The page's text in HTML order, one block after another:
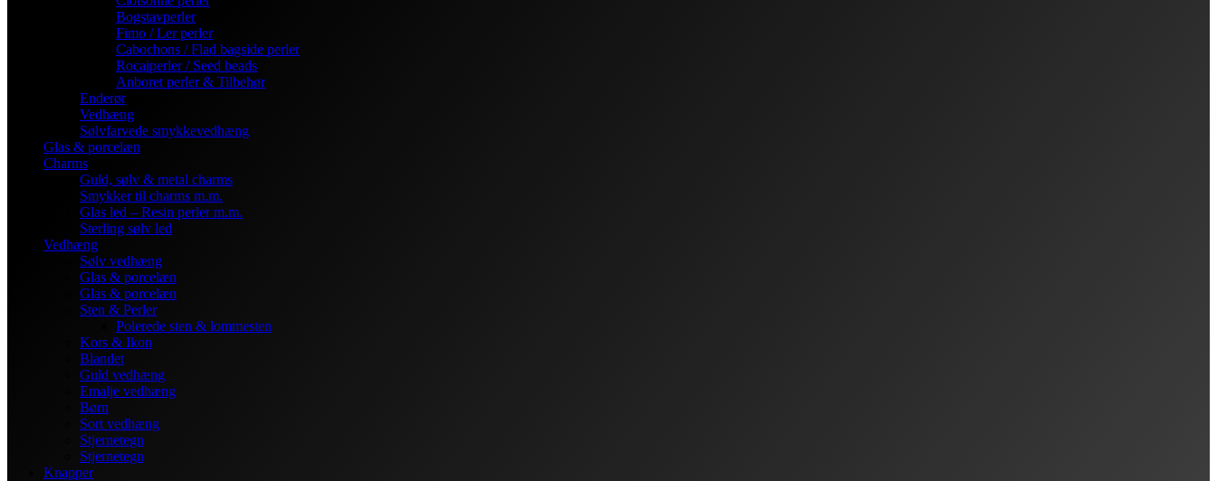
Bogstavperler
Fimo / Ler perler
Cabochons / Flad bagside perler
Rocaiperler / Seed beads
Anboret perler & Tilbehør
Enderør
Vedhæng
Sølvfarvede smykkevedhæng
Glas & porcelæn
Charms
Guld, sølv & metal charms
Smykker til charms m.m.
Glas led – Resin perler m.m.
Sterling sølv led
Vedhæng
Sølv vedhæng
Glas & porcelæn
Glas & porcelæn
Sten & Perler
Polerede sten & lommesten
Kors & Ikon
Blandet
Guld vedhæng
Emalje vedhæng
Børn
Sort vedhæng
Stjernetegn
Stjernetegn
Knapper